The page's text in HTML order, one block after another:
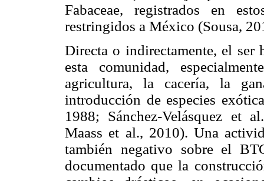
Fabaceae, registrados en
restringidos a México (Sousa,
Directa o indirectamente, el ser
esta comunidad,
agricultura, la cacería, la
introducción de especies
1988; Sánchez-Velásquez et
Maass et al., 2010). Una
también negativo sobre el
documentado que la